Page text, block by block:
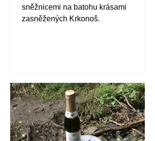
sněžnicemi na batohu krásami
zasněžených Krkonoš.